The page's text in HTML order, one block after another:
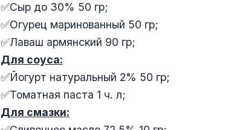
✅Сыр до 30% 50 гр;
✅Огурец маринованный 50 гр;
✅Лаваш армянский 90 гр;
Для соуса:
✅Йогурт натуральный 2% 50 гр;
✅Томатная паста 1 ч. л;
Для смазки: